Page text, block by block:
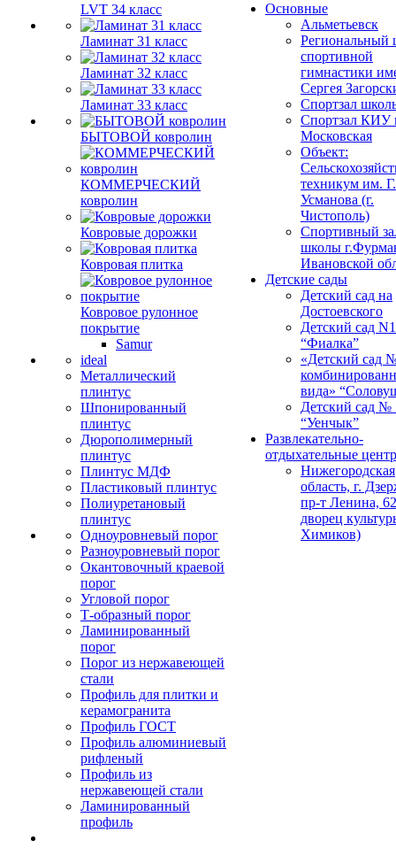
LVT 34 класс
Ламинат 31 класс
Ламинат 32 класс
Ламинат 33 класс
БЫТОВОЙ ковролин
КОММЕРЧЕСКИЙ
ковролин
Ковровые дорожки
Ковровая плитка
Ковровое рулонное
покрытие
Samur
ideal
Металлический
плинтус
Шпонированный
плинтус
Дюрополимерный
плинтус
Плинтус МДФ
Пластиковый плинтус
Полиуретановый
плинтус
Одноуровневый порог
Разноуровневый порог
Окантовочный краевой
порог
Угловой порог
Т-образный порог
Ламинированный
порог
Порог из нержавеющей
стали
Профиль для плитки и
керамогранита
Профиль ГОСТ
Профиль алюминиевый
рифленый
Профиль из
нержавеющей стали
Ламинированный
профиль
Основные
Альметьевск
Региональный
спортивной
гимнастики
Сергея
Спортзал
Спортзал КИУ
Московская
Объект:
техникум им.
Усманова (г.
Чистополь)
Спортивный
школы
Ивановской
Детские сады
Детский сад на
Достоевского
Детский сад
“Фиалка”
«Детский сад
вида»
Детский сад №
“Уенчык”
Развлекательно-
отдыхательные
Нижегородская
область, г.
пр-т Ленина,
дворец
Химиков)